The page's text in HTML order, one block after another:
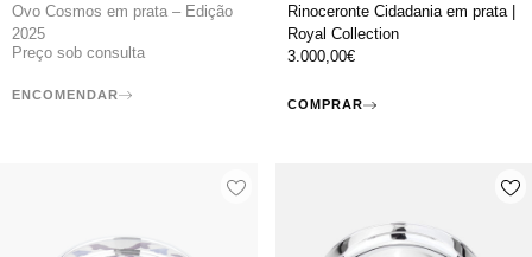
Ovo Cosmos em prata – Edição
2025
Preço sob consulta
ENCOMENDAR
Rinoceronte Cidadania em prata |
Royal Collection
3.000,00€
COMPRAR